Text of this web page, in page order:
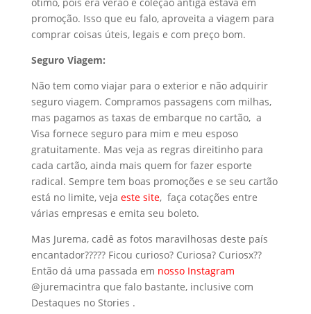
promoção. Isso que eu falo, aproveita a viagem para
comprar coisas úteis, legais e com preço bom.
Seguro Viagem:
Não tem como viajar para o exterior e não adquirir
seguro viagem. Compramos passagens com milhas,
mas pagamos as taxas de embarque no cartão, a
Visa fornece seguro para mim e meu esposo
gratuitamente. Mas veja as regras direitinho para
cada cartão, ainda mais quem for fazer esporte
radical. Sempre tem boas promoções e se seu cartão
está no limite, veja este site, faça cotações entre
várias empresas e emita seu boleto.
Mas Jurema, cadê as fotos maravilhosas deste país
encantador????? Ficou curioso? Curiosa? Curiosx??
Então dá uma passada em nosso Instagram
@juremacintra que falo bastante, inclusive com
Destaques no Stories .